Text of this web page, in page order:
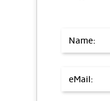
Name:
eMail: